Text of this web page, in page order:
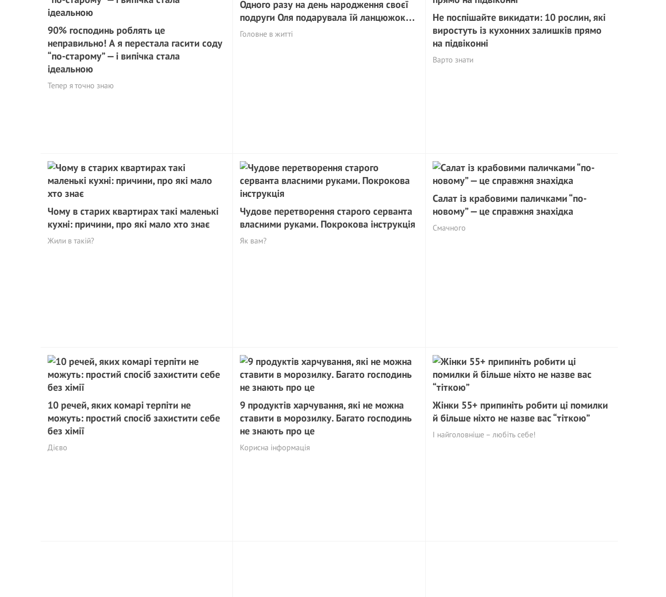
90% господинь роблять це
неправильно! А я перестала гасити соду
“по-старому” — і випічка стала
ідеальною
Тепер я точно знаю
Одного разу на день народження своєї
подруги Оля подарувала їй ланцюжок…
Головне в житті
Не поспішайте викидати: 10 рослин, які
виростуть із кухонних залишків прямо
на підвіконні
Варто знати
Чому в старих квартирах такі маленькі
кухні: причини, про які мало хто знає
Жили в такій?
Чудове перетворення старого серванта
власними руками. Покрокова інструкція
Як вам?
Салат із крабовими паличками “по-
новому” — це справжня знахідка
Смачного
10 речей, яких комарі терпіти не
можуть: простий спосіб захистити себе
без хімії
Дієво
9 продуктів харчування, які не можна
ставити в морозилку. Багато господинь
не знають про це
Корисна інформація
Жінки 55+ припиніть робити ці помилки
й більше ніхто не назве вас “тіткою”
І найголовніше – любіть себе!